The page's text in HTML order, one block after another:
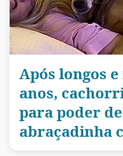
Após longos
anos,
para poder
abraçadinha